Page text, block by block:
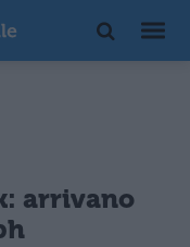
arrivano